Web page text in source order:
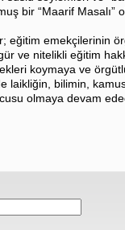
bir “Maarif Masalı”
eğitim emekçilerinin
ve nitelikli eğitim
koymaya ve
laikliğin, bilimin,
olmaya devam